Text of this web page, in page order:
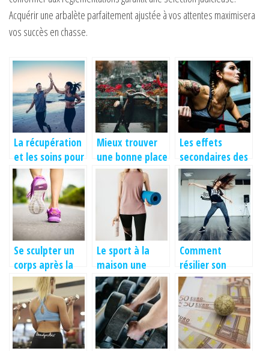
Acquérir une arbalète parfaitement ajustée à vos attentes maximisera
vos succès en chasse.
La récupération
et les soins pour
les sportifs par
les cosmétiques
naturels
Mieux trouver
une bonne place
pour son vélo
ches-soi
Les effets
secondaires des
anabolisants
Se sculpter un
corps après la
grossesse.
Le sport à la
maison une
nouvelle
tendance après
le confinement
Comment
résilier son
abonnement de
sport?